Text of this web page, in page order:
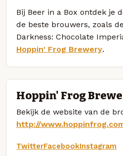
Bij Beer in a Box ontdek je
de beste brouwers, zoals
Darkness: Chocolate
Hoppin' Frog Brewery.
Hoppin' Frog
Bekijk de website van de
http://
TwitterFacebookInstagram